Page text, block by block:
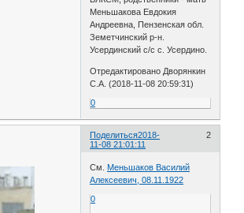
Меньшакова Евдокия
Андреевна, Пензенская обл.
Земетчинский р-н.
Усердинский с/с с. Усердино.
Отредактировано Дворянкин
С.А. (2018-11-08 20:59:31)
0
Поделиться 2
2018-
11-08 21:01:11
См. Меньшаков Василий
Алексеевич, 08.11.1922
0